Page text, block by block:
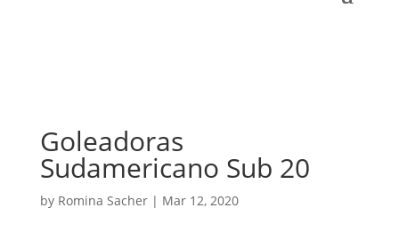
Goleadoras
Sudamericano Sub 20
by Romina Sacher| Mar 12, 2020